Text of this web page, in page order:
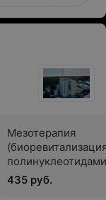
Мезотерапия
435 руб.